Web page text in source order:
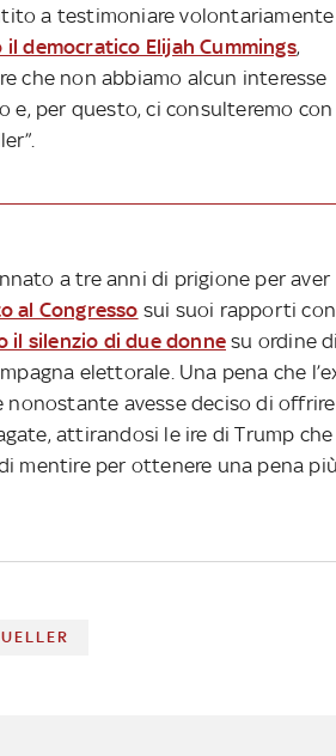
a testimoniare volontariamente
democratico Elijah Cummings,
che non abbiamo alcun interesse
e, per questo, ci consulteremo con
a tre anni di prigione per aver
al Congresso sui suoi rapporti
il silenzio di due donne su ordine di
elettorale. Una pena che
avesse deciso di
attirandosi le ire di Trump
mentire per ottenere una pena più